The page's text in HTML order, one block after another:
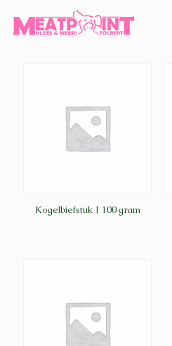
Kogelbiefstuk | 100 gram